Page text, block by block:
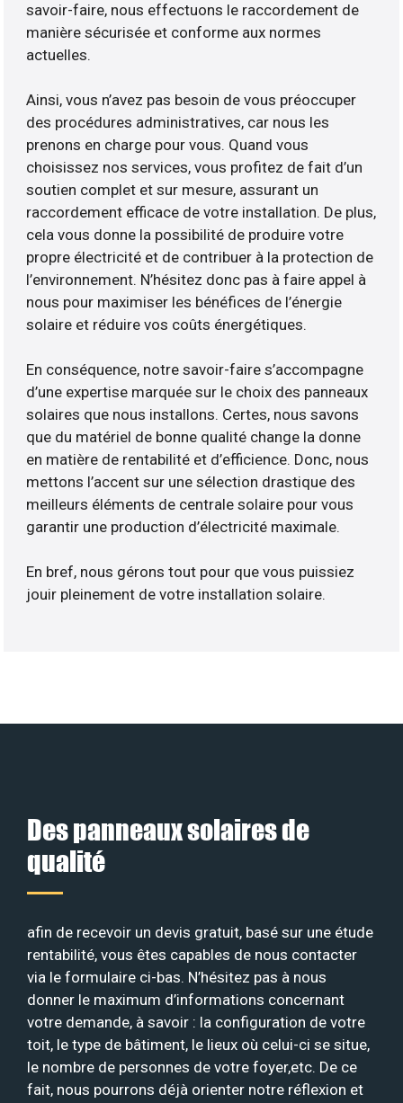
savoir-faire, nous effectuons le raccordement de
manière sécurisée et conforme aux normes
actuelles.
Ainsi, vous n’avez pas besoin de vous préoccuper
des procédures administratives, car nous les
prenons en charge pour vous. Quand vous
choisissez nos services, vous profitez de fait d’un
soutien complet et sur mesure, assurant un
raccordement efficace de votre installation. De plus,
cela vous donne la possibilité de produire votre
propre électricité et de contribuer à la protection de
l’environnement. N’hésitez donc pas à faire appel à
nous pour maximiser les bénéfices de l’énergie
solaire et réduire vos coûts énergétiques.
En conséquence, notre savoir-faire s’accompagne
d’une expertise marquée sur le choix des panneaux
solaires que nous installons. Certes, nous savons
que du matériel de bonne qualité change la donne
en matière de rentabilité et d’efficience. Donc, nous
mettons l’accent sur une sélection drastique des
meilleurs éléments de centrale solaire pour vous
garantir une production d’électricité maximale.
En bref, nous gérons tout pour que vous puissiez
jouir pleinement de votre installation solaire.
Des panneaux solaires de
qualité
afin de recevoir un devis gratuit, basé sur une étude
rentabilité, vous êtes capables de nous contacter
via le formulaire ci-bas. N’hésitez pas à nous
donner le maximum d’informations concernant
votre demande, à savoir : la configuration de votre
toit, le type de bâtiment, le lieux où celui-ci se situe,
le nombre de personnes de votre foyer,etc. De ce
fait, nous pourrons déjà orienter notre réflexion et